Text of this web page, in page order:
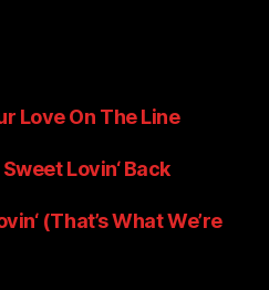
Love On The Line
Lovin‘ Back
(That’s What We’re